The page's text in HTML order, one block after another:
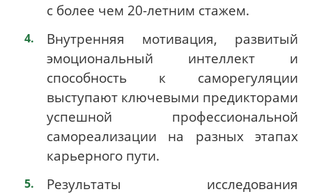
с более чем 20-летним стажем.
Внутренняя мотивация, развитый
эмоциональный интеллект и
способность к саморегуляции
выступают ключевыми предикторами
успешной профессиональной
самореализации на разных этапах
карьерного пути.
Результаты исследования